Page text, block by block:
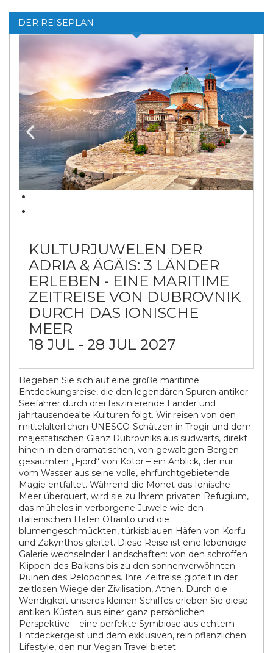
DER REISEPLAN
Previ
ous
Next
KULTURJUWELEN DER
ADRIA & ÄGÄIS: 3 LÄNDER
ERLEBEN - EINE MARITIME
ZEITREISE VON DUBROVNIK
DURCH DAS IONISCHE
MEER
18 JUL - 28 JUL 2027
Begeben Sie sich auf eine große maritime
Entdeckungsreise, die den legendären Spuren antiker
Seefahrer durch drei faszinierende Länder und
jahrtausendealte Kulturen folgt. Wir reisen von den
mittelalterlichen UNESCO-Schätzen in Trogir und dem
majestätischen Glanz Dubrovniks aus südwärts, direkt
hinein in den dramatischen, von gewaltigen Bergen
gesäumten „Fjord“ von Kotor – ein Anblick, der nur
vom Wasser aus seine volle, ehrfurchtgebietende
Magie entfaltet. Während die Monet das Ionische
Meer überquert, wird sie zu Ihrem privaten Refugium,
das mühelos in verborgene Juwele wie den
italienischen Hafen Otranto und die
blumengeschmückten, türkisblauen Häfen von Korfu
und Zakynthos gleitet. Diese Reise ist eine lebendige
Galerie wechselnder Landschaften: von den schroffen
Klippen des Balkans bis zu den sonnenverwöhnten
Ruinen des Peloponnes. Ihre Zeitreise gipfelt in der
zeitlosen Wiege der Zivilisation, Athen. Durch die
Wendigkeit unseres kleinen Schiffes erleben Sie diese
antiken Küsten aus einer ganz persönlichen
Perspektive – eine perfekte Symbiose aus echtem
Entdeckergeist und dem exklusiven, rein pflanzlichen
Lifestyle, den nur Vegan Travel bietet.